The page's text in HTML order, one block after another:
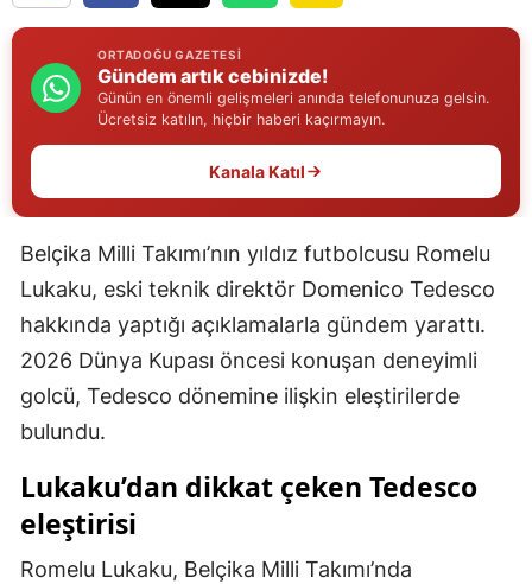
Erzurum
Gaziantep
Hakkari
Hatay
Isparta
Mersin
İzmir
ORTADOĞU GAZETESI
Gündem artık cebinizde!
Günün en önemli gelişmeleri anında telefonunuza gelsin.
Ücretsiz katılın, hiçbir haberi kaçırmayın.
Kanala Katıl
Belçika Milli Takımı’nın yıldız futbolcusu Romelu
Lukaku, eski teknik direktör Domenico Tedesco
hakkında yaptığı açıklamalarla gündem yarattı.
2026 Dünya Kupası öncesi konuşan deneyimli
golcü, Tedesco dönemine ilişkin eleştirilerde
bulundu.
Lukaku’dan dikkat çeken Tedesco
eleştirisi
Romelu Lukaku, Belçika Milli Takımı’nda